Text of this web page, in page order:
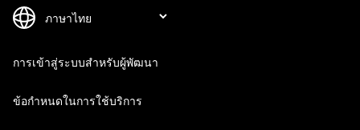
การเข้าสู่ระบบสำหรับผู้พัฒนา
ข้อกำหนดในการใช้บริการ